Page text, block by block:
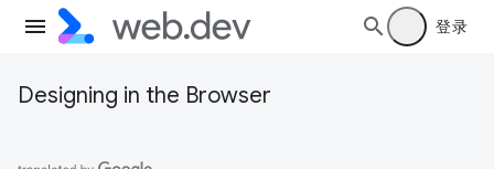
登录
Designing in the Browser